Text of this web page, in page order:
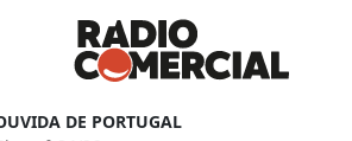
DE PORTUGAL